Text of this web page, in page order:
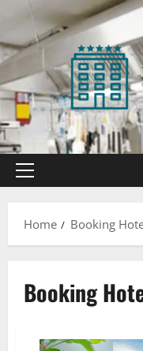
content
Primary
Home
Booking
Booking